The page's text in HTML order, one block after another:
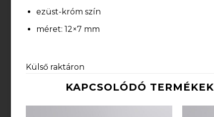
ezüst-króm szín
méret: 12×7 mm
Külső raktáron
KAPCSOLÓDÓ TERMÉKEK